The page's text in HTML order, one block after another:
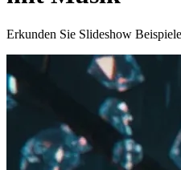
Erkunden Sie Slideshow